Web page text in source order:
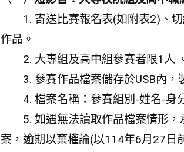
1. 寄送比賽報名表(如附表2)、切
作品。
2. 大專組及高中組參賽者限1人
3. 參賽作品檔案儲存於USB內，
4. 檔案名稱：參賽組別-姓名-身
5. 如遇無法讀取作品檔案情形，
案，逾期以棄權論(以114年6月27日